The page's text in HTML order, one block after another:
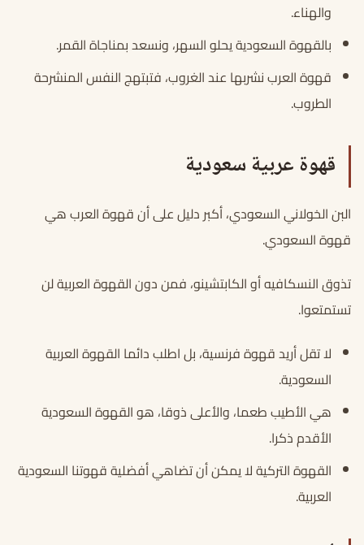
والهناء.
بالقهوة السعودية يحلو السهر، ونسعد بمناجاة القمر.
قهوة العرب نشربها عند الغروب، فتبتهج النفس المنشرحة
الطروب.
قهوة عربية سعودية
البن الخولاني السعودي، أكبر دليل على أن قهوة العرب هي
قهوة السعودي.
تذوق النسكافيه أو الكابتشينو، فمن دون القهوة العربية لن
تستمتعوا.
لا تقل أريد قهوة فرنسية، بل اطلب دائما القهوة العربية
السعودية.
هي الأطيب طعما، والأعلى ذوقا، هو القهوة السعودية
الأقدم ذكرا.
القهوة التركية لا يمكن أن تضاهي أفضلية قهوتنا السعودية
العربية.